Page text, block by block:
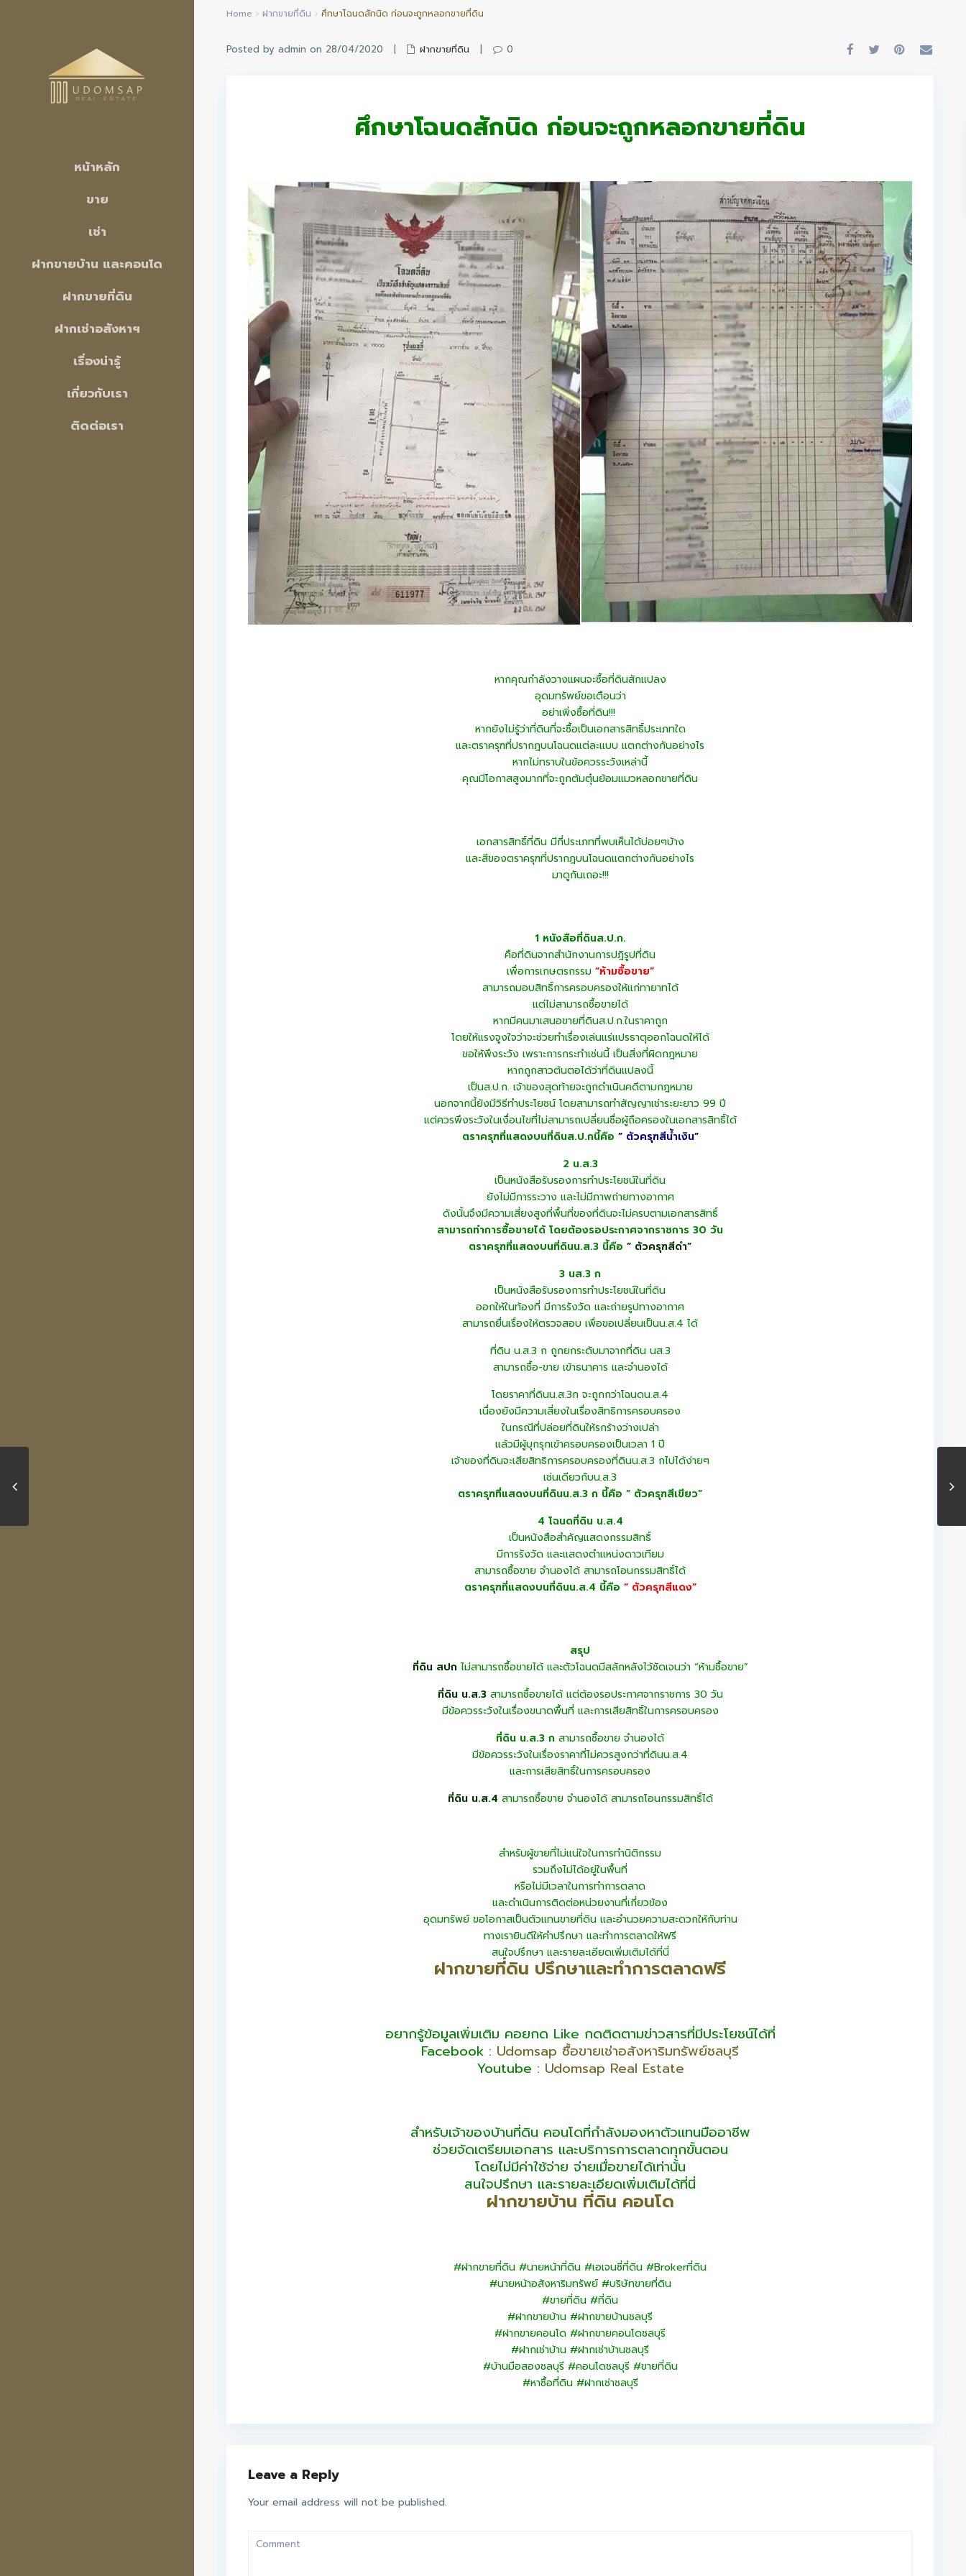
หน้าหลัก
ขาย
เช่า
ฝากขายบ้าน และคอนโด
ฝากขายที่ดิน
ฝากเช่าอสังหาฯ
เรื่องน่ารู้
เกี่ยวกับเรา
ติดต่อเรา
Home ฝากขายที่ดิน ศึกษาโฉนดสักนิด ก่อนจะถูกหลอกขายที่ดิน
Posted by admin on 28/04/2020 | ฝากขายที่ดิน | 0
ศึกษาโฉนดสักนิด ก่อนจะถูกหลอกขายที่ดิน
หากคุณกำลังวางแผนจะซื้อที่ดินสักแปลง
อุดมทรัพย์ขอเตือนว่า
อย่าเพิ่งซื้อที่ดิน!!!
หากยังไม่รู้ว่าที่ดินที่จะซื้อเป็นเอกสารสิทธิ์ประเภทใด
และตราครุฑที่ปรากฎบนโฉนดแต่ละแบบ แตกต่างกันอย่างไร
หากไม่ทราบในข้อควรระวังเหล่านี้
คุณมีโอกาสสูงมากที่จะถูกต้มตุ๋นย้อมแมวหลอกขายที่ดิน
เอกสารสิทธิ์ที่ดิน มีกี่ประเภทที่พบเห็นได้บ่อยๆบ้าง
และสีของตราครุฑที่ปรากฎบนโฉนดแตกต่างกันอย่างไร
มาดูกันเถอะ!!!
1 หนังสือที่ดินส.ป.ก.
คือที่ดินจากสำนักงานการปฎิรูปที่ดิน
เพื่อการเกษตรกรรม “ห้ามซื้อขาย”
สามารถมอบสิทธิ์การครอบครองให้แก่ทายาทได้
แต่ไม่สามารถซื้อขายได้
หากมีคนมาเสนอขายที่ดินส.ป.ก.ในราคาถูก
โดยให้แรงจูงใจว่าจะช่วยทำเรื่องเล่นแร่แปรธาตุออกโฉนดให้ได้
ขอให้พึงระวัง เพราะการกระทำเช่นนี้ เป็นสิ่งที่ผิดกฎหมาย
หากถูกสาวต้นตอได้ว่าที่ดินแปลงนี้
เป็นส.ป.ก. เจ้าของสุดท้ายจะถูกดำเนินคดีตามกฎหมาย
นอกจากนี้ยังมีวิธีทำประโยชน์ โดยสามารถทำสัญญาเช่าระยะยาว 99 ปี
แต่ควรพึงระวังในเงื่อนไขที่ไม่สามารถเปลี่ยนชื่อผู้ถือครองในเอกสารสิทธิ์ได้
ตราครุฑที่แสดงบนที่ดินส.ป.กนี้คือ ” ตัวครุฑสีน้ำเงิน”
2 น.ส.3
เป็นหนังสือรับรองการทำประโยชน์ในที่ดิน
ยังไม่มีการระวาง และไม่มีภาพถ่ายทางอากาศ
ดังนั้นจึงมีความเสี่ยงสูงที่พื้นที่ของที่ดินจะไม่ครบตามเอกสารสิทธิ์
สามารถทำการซื้อขายได้ โดยต้องรอประกาศจากราชการ 30 วัน
ตราครุฑที่แสดงบนที่ดินน.ส.3 นี้คือ ” ตัวครุฑสีดำ”
3 นส.3 ก
เป็นหนังสือรับรองการทำประโยชน์ในที่ดิน
ออกให้ในท้องที่ มีการรังวัด และถ่ายรูปทางอากาศ
สามารถยื่นเรื่องให้ตรวจสอบ เพื่อขอเปลี่ยนเป็นน.ส.4 ได้
ที่ดิน น.ส.3 ก ถูกยกระดับมาจากที่ดิน นส.3
สามารถซื้อ-ขาย เข้าธนาคาร และจำนองได้
โดยราคาที่ดินน.ส.3ก จะถูกกว่าโฉนดน.ส.4
เนื่องยังมีความเสี่ยงในเรื่องสิทธิการครอบครอง
ในกรณีที่ปล่อยที่ดินให้รกร้างว่างเปล่า
แล้วมีผู้บุกรุกเข้าครอบครองเป็นเวลา 1 ปี
เจ้าของที่ดินจะเสียสิทธิการครอบครองที่ดินน.ส.3 กไปได้ง่ายๆ
เช่นเดียวกับน.ส.3
ตราครุฑที่แสดงบนที่ดินน.ส.3 ก นี้คือ ” ตัวครุฑสีเขียว”
4 โฉนดที่ดิน น.ส.4
เป็นหนังสือสำคัญแสดงกรรมสิทธิ์
มีการรังวัด และแสดงตำแหน่งดาวเทียม
สามารถซื้อขาย จำนองได้ สามารถโอนกรรมสิทธิ์ได้
ตราครุฑที่แสดงบนที่ดินน.ส.4 นี้คือ ” ตัวครุฑสีแดง”
สรุป
ที่ดิน สปกไม่สามารถซื้อขายได้ และตัวโฉนดมีสลักหลังไว้ชัดเจนว่า “ห้ามซื้อขาย”
ที่ดิน น.ส.3สามารถซื้อขายได้ แต่ต้องรอประกาศจากราชการ 30 วัน
มีข้อควรระวังในเรื่องขนาดพื้นที่ และการเสียสิทธิ์ในการครอบครอง
ที่ดิน น.ส.3 ก สามารถซื้อขาย จำนองได้
มีข้อควรระวังในเรื่องราคาที่ไม่ควรสูงกว่าที่ดินน.ส.4
และการเสียสิทธิ์ในการครอบครอง
ที่ดิน น.ส.4 สามารถซื้อขาย จำนองได้ สามารถโอนกรรมสิทธิ์ได้
สำหรับผู้ขายที่ไม่แน่ใจในการทำนิติกรรม
รวมถึงไม่ได้อยู่ในพื้นที่
หรือไม่มีเวลาในการทำการตลาด
และดำเนินการติดต่อหน่วยงานที่เกี่ยวข้อง
อุดมทรัพย์ ขอโอกาสเป็นตัวแทนขายที่ดิน และอำนวยความสะดวกให้กับท่าน
ทางเรายินดีให้คำปรึกษา และทำการตลาดให้ฟรี
สนใจปรึกษา และรายละเอียดเพิ่มเติมได้ที่นี่
ฝากขายที่ดิน ปรึกษาและทำการตลาดฟรี
อยากรู้ข้อมูลเพิ่มเติม คอยกด Like กดติดตามข่าวสารที่มีประโยชน์ได้ที่
Facebook : Udomsap ซื้อขายเช่าอสังหาริมทรัพย์ชลบุรี
Youtube : Udomsap Real Estate
สำหรับเจ้าของบ้านที่ดิน คอนโดที่กำลังมองหาตัวแทนมืออาชีพ
ช่วยจัดเตรียมเอกสาร และบริการการตลาดทุกขั้นตอน
โดยไม่มีค่าใช้จ่าย จ่ายเมื่อขายได้เท่านั้น
สนใจปรึกษา และรายละเอียดเพิ่มเติมได้ที่นี่
ฝากขายบ้าน ที่ดิน คอนโด
#ฝากขายที่ดิน #นายหน้าที่ดิน #เอเจนซี่ที่ดิน #Brokerที่ดิน
#นายหน้าอสังหาริมทรัพย์ #บริษัทขายที่ดิน
#ขายที่ดิน #ที่ดิน
#ฝากขายบ้าน #ฝากขายบ้านชลบุรี
#ฝากขายคอนโด #ฝากขายคอนโดชลบุรี
#ฝากเช่าบ้าน #ฝากเช่าบ้านชลบุรี
#บ้านมือสองชลบุรี #คอนโดชลบุรี #ขายที่ดิน
#หาซื้อที่ดิน #ฝากเช่าชลบุรี
Leave a Reply
Your email address will not be published.